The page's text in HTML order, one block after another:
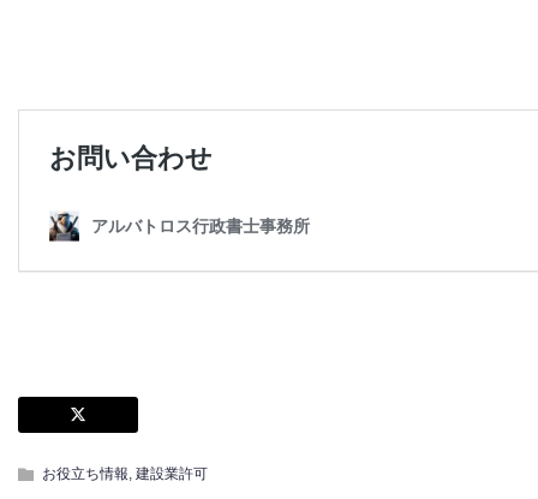
お役立ち情報, 建設業許可